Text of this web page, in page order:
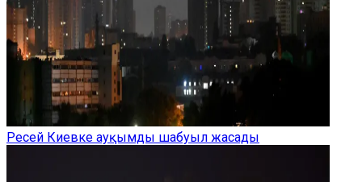
Ресей Киевке ауқымды шабуыл жасады